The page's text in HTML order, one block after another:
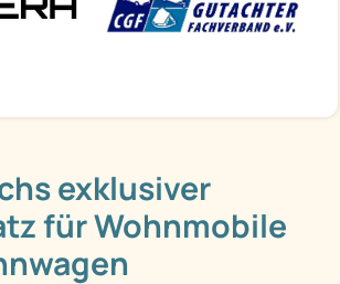
exklusiver
für Wohnmobile